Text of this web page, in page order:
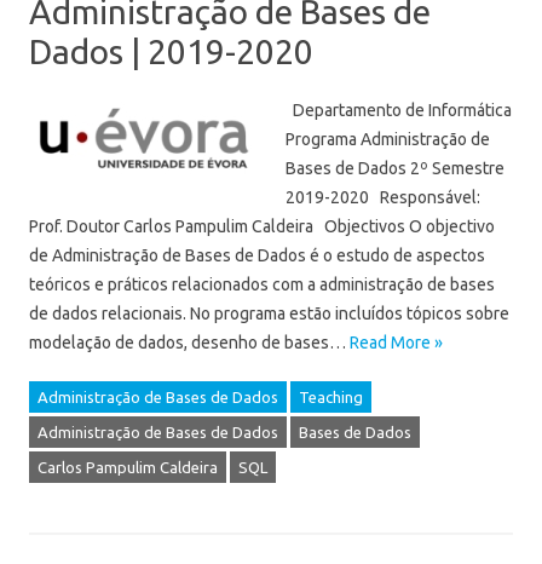
Administração de Bases de
Dados | 2019-2020
Departamento de Informática
Programa Administração de
Bases de Dados 2º Semestre
2019-2020 Responsável:
Prof. Doutor Carlos Pampulim Caldeira Objectivos O objectivo
de Administração de Bases de Dados é o estudo de aspectos
teóricos e práticos relacionados com a administração de bases
de dados relacionais. No programa estão incluídos tópicos sobre
modelação de dados, desenho de bases… Read More »
Administração de Bases de Dados Teaching
Administração de Bases de Dados Bases de Dados
Carlos Pampulim Caldeira SQL